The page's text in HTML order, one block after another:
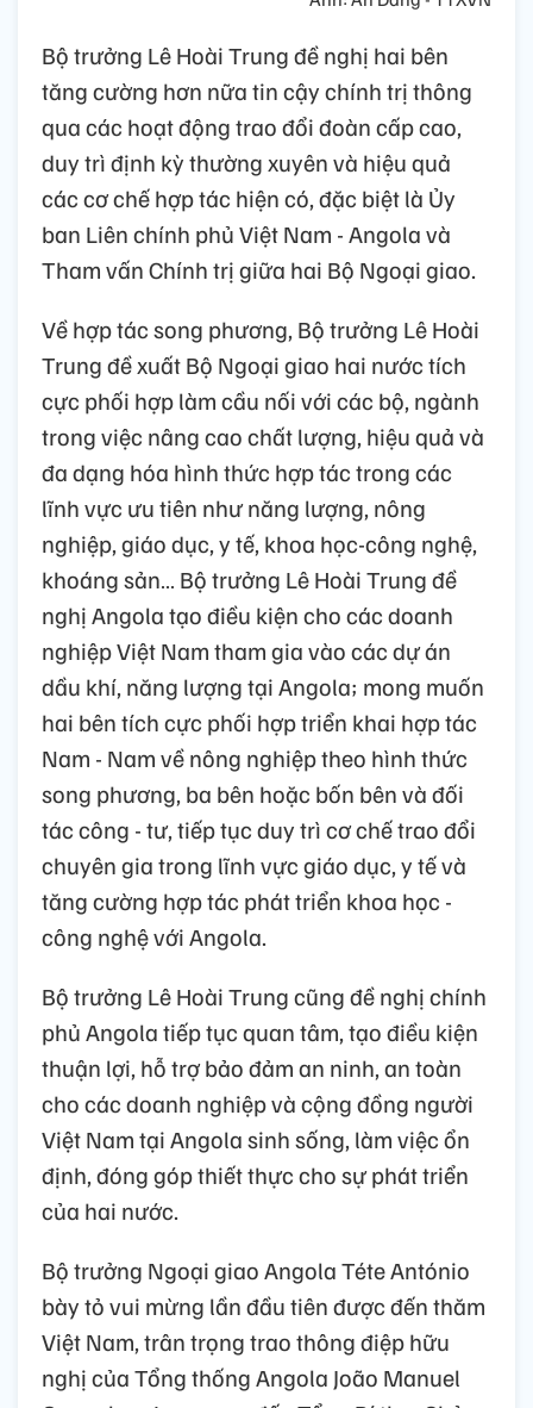
Bộ trưởng Lê Hoài Trung đề nghị hai bên
tăng cường hơn nữa tin cậy chính trị thông
qua các hoạt động trao đổi đoàn cấp cao,
duy trì định kỳ thường xuyên và hiệu quả
các cơ chế hợp tác hiện có, đặc biệt là Ủy
ban Liên chính phủ Việt Nam - Angola và
Tham vấn Chính trị giữa hai Bộ Ngoại giao.
Về hợp tác song phương, Bộ trưởng Lê Hoài
Trung đề xuất Bộ Ngoại giao hai nước tích
cực phối hợp làm cầu nối với các bộ, ngành
trong việc nâng cao chất lượng, hiệu quả và
đa dạng hóa hình thức hợp tác trong các
lĩnh vực ưu tiên như năng lượng, nông
nghiệp, giáo dục, y tế, khoa học-công nghệ,
khoáng sản… Bộ trưởng Lê Hoài Trung đề
nghị Angola tạo điều kiện cho các doanh
nghiệp Việt Nam tham gia vào các dự án
dầu khí, năng lượng tại Angola; mong muốn
hai bên tích cực phối hợp triển khai hợp tác
Nam - Nam về nông nghiệp theo hình thức
song phương, ba bên hoặc bốn bên và đối
tác công - tư, tiếp tục duy trì cơ chế trao đổi
chuyên gia trong lĩnh vực giáo dục, y tế và
tăng cường hợp tác phát triển khoa học -
công nghệ với Angola.
Bộ trưởng Lê Hoài Trung cũng đề nghị chính
phủ Angola tiếp tục quan tâm, tạo điều kiện
thuận lợi, hỗ trợ bảo đảm an ninh, an toàn
cho các doanh nghiệp và cộng đồng người
Việt Nam tại Angola sinh sống, làm việc ổn
định, đóng góp thiết thực cho sự phát triển
của hai nước.
Bộ trưởng Ngoại giao Angola Téte António
bày tỏ vui mừng lần đầu tiên được đến thăm
Việt Nam, trân trọng trao thông điệp hữu
nghị của Tổng thống Angola João Manuel